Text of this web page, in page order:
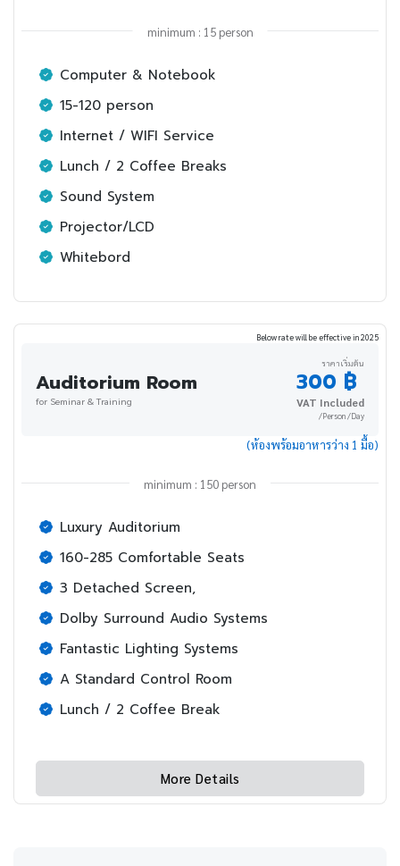
minimum : 15 person
Computer & Notebook
15-120 person
Internet / WIFI Service
Lunch / 2 Coffee Breaks
Sound System
Projector/LCD
Whitebord
Below rate will be effective in 2025
Auditorium Room
for Seminar & Training
ราคาเริ่มต้น
300 ฿
VAT Included
/Person /Day
(ห้องพร้อมอาหารว่าง 1 มื้อ)
minimum : 150 person
Luxury Auditorium
160-285 Comfortable Seats
3 Detached Screen,
Dolby Surround Audio Systems
Fantastic Lighting Systems
A Standard Control Room
Lunch / 2 Coffee Break
More Details